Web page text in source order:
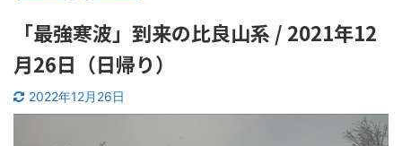
「最強寒波」到来の比良山系 / 2021年12
月26日（日帰り）
2022年12月26日